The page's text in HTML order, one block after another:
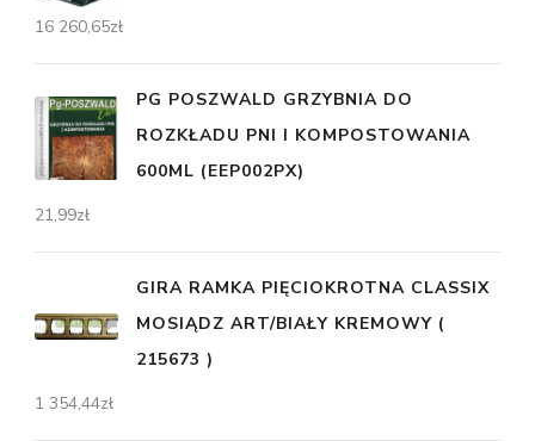
16 260,65zł
PG POSZWALD GRZYBNIA DO
ROZKŁADU PNI I KOMPOSTOWANIA
600ML (EEP002PX)
21,99zł
GIRA RAMKA PIĘCIOKROTNA CLASSIX
MOSIĄDZ ART/BIAŁY KREMOWY (
215673 )
1 354,44zł